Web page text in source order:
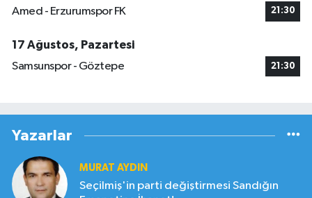
Amed - Erzurumspor FK 21:30
17 Ağustos, Pazartesi
Samsunspor - Göztepe
21:30
Yazarlar
MURAT AYDIN
Seçilmiş'in parti değiştirmesi Sandığın